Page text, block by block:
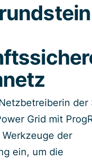
der
Grid mit
der
ein, um die